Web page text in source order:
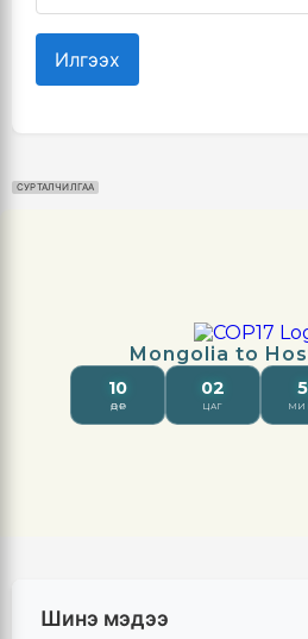
Илгээх
СУРТАЛЧИЛГАА
Шинэ мэдээ